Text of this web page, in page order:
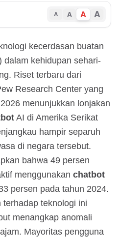
A A A A
kecerdasan buatan
dalam kehidupan sehari-
Riset terbaru dari
Research Center yang
menunjukkan lonjakan
AI di Amerika Serikat
hampir separuh
di negara tersebut.
bahwa 49 persen
menggunakan chatbot
persen pada tahun 2024.
teknologi ini
menangkap anomali
Mayoritas pengguna